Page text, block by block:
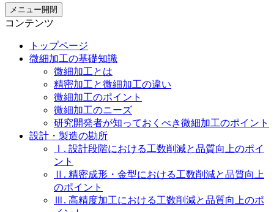
メニュー開閉
コンテンツ
トップページ
微細加工の基礎知識
微細加工とは
精密加工と微細加工の違い
微細加工のポイント
微細加工のニーズ
研究開発者が知っておくべき微細加工のポイント
設計・製造の勘所
Ⅰ. 設計段階における工数削減と品質向上のポイ
ント
Ⅱ. 精密成形・金型における工数削減と品質向上
のポイント
Ⅲ. 高精度加工における工数削減と品質向上のポ